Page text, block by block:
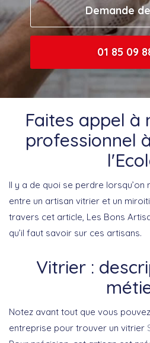
Demande
01 85 09
Faites appel à
professionnel
Il y a de quoi se perdre
entre un artisan vitrier et un
travers cet article, Les Bons
qu’il faut savoir sur ces artisans.
Vitrier :
Notez avant tout que vous
entreprise pour trouver un vitrier